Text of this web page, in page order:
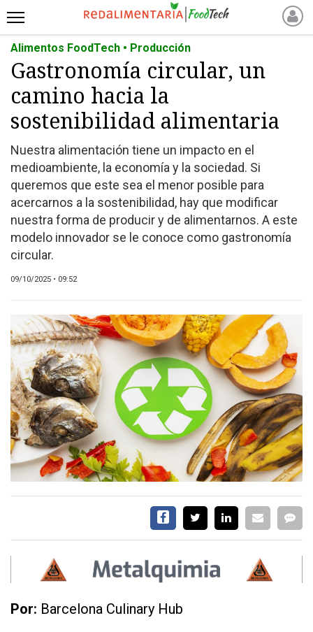
INICIO
NOTICIAS RECIENTES
NOTICIAS
PROTEÍNAS
ANIMAL FREE
OTROS INGREDIENTES
QUIÉNES SOMOS
MARKETPLACE
DIRECTORIO
MEDIA KIT
SERVICIOS
CONTÁCTENOS
AYUDA
TÉRMINOS
PRIVACIDAD
Alimentos FoodTech • Producción
Gastronomía circular, un
camino hacia la
sostenibilidad alimentaria
Nuestra alimentación tiene un impacto en el
medioambiente, la economía y la sociedad. Si
queremos que este sea el menor posible para
acercarnos a la sostenibilidad, hay que modificar
nuestra forma de producir y de alimentarnos. A este
modelo innovador se le conoce como gastronomía
circular.
09/10/2025 • 09:52
Por: Barcelona Culinary Hub